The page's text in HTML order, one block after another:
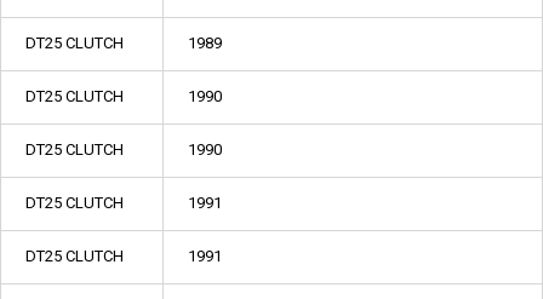
DT25 CLUTCH 1989
DT25 CLUTCH 1990
DT25 CLUTCH 1990
DT25 CLUTCH 1991
DT25 CLUTCH 1991